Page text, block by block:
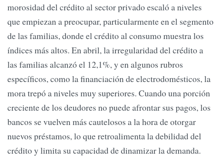
morosidad del crédito al sector privado escaló a niveles
que empiezan a preocupar, particularmente en el segmento
de las familias, donde el crédito al consumo muestra los
índices más altos. En abril, la irregularidad del crédito a
las familias alcanzó el 12,1%, y en algunos rubros
específicos, como la financiación de electrodomésticos, la
mora trepó a niveles muy superiores. Cuando una porción
creciente de los deudores no puede afrontar sus pagos, los
bancos se vuelven más cautelosos a la hora de otorgar
nuevos préstamos, lo que retroalimenta la debilidad del
crédito y limita su capacidad de dinamizar la demanda.